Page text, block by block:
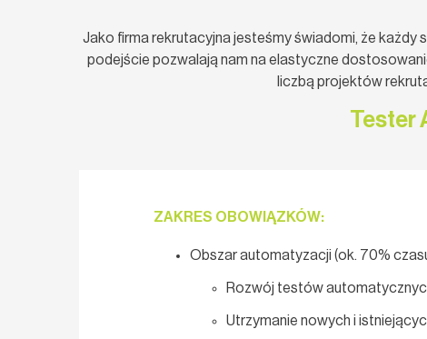
Jako firma rekrutacyjna jesteśmy świadomi, że każdy
podejście pozwalają nam na elastyczne
liczbą projektów
Tester
ZAKRES OBOWIĄZKÓW:
Obszar automatyzacji (ok. 70%
Rozwój testów
Utrzymanie nowych i